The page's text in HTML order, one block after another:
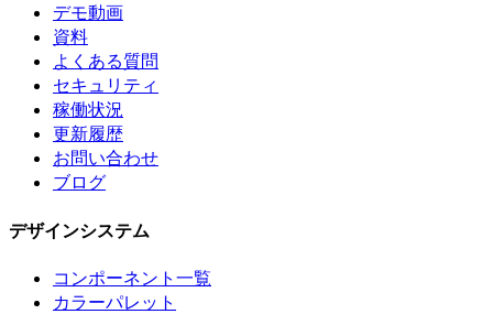
デモ動画
資料
よくある質問
セキュリティ
稼働状況
更新履歴
お問い合わせ
ブログ
デザインシステム
コンポーネント一覧
カラーパレット